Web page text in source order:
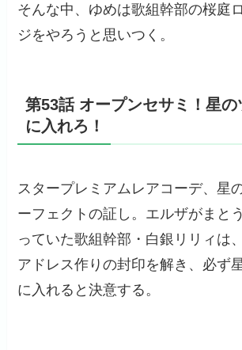
そんな中、ゆめは歌組幹部の桜庭
ジをやろうと思いつく。
第53話 オープンセサミ！星の
に入れろ！
スタープレミアムレアコーデ、星
ーフェクトの証し。エルザがまと
っていた歌組幹部・白銀リリィは
アドレス作りの封印を解き、必ず
に入れると決意する。